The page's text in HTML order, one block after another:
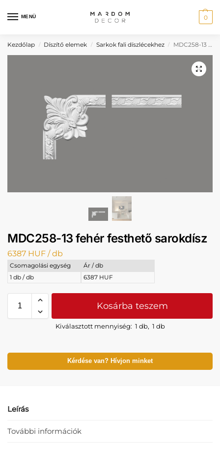
MENÜ 0
Kezdőlap / Díszítő elemek / Sarkok fali díszlécekhez / MDC258-13 fehér festhető sarokdísz
MDC258-13 fehér festhető sarokdísz
6387 HUF / db
Csomagolási egység
Ár / db
1 db / db
6387 HUF
Kosárba teszem
Kiválasztott mennyiség: 1 db, 1 db
Kérdése van? Hívjon minket
Leírás
További információk